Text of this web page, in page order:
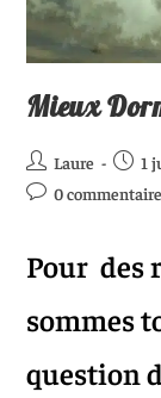
Mieux
Laure 1
0 commentaire
Pour des
sommes
question